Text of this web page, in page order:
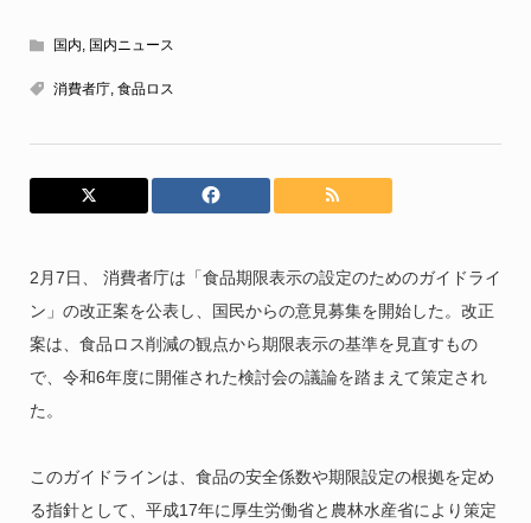
国内, 国内ニュース
消費者庁, 食品ロス
2月7日、 消費者庁は「食品期限表示の設定のためのガイドライ
ン」の改正案を公表し、国民からの意見募集を開始した。改正
案は、食品ロス削減の観点から期限表示の基準を見直すもの
で、令和6年度に開催された検討会の議論を踏まえて策定され
た。
このガイドラインは、食品の安全係数や期限設定の根拠を定め
る指針として、平成17年に厚生労働省と農林水産省により策定